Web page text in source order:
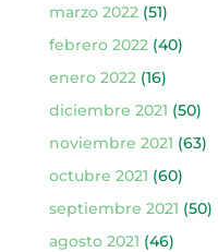
marzo 2022(51)
febrero 2022(40)
enero 2022(16)
diciembre 2021 (50)
noviembre 2021 (63)
octubre 2021 (60)
septiembre 2021 (50)
agosto 2021 (46)